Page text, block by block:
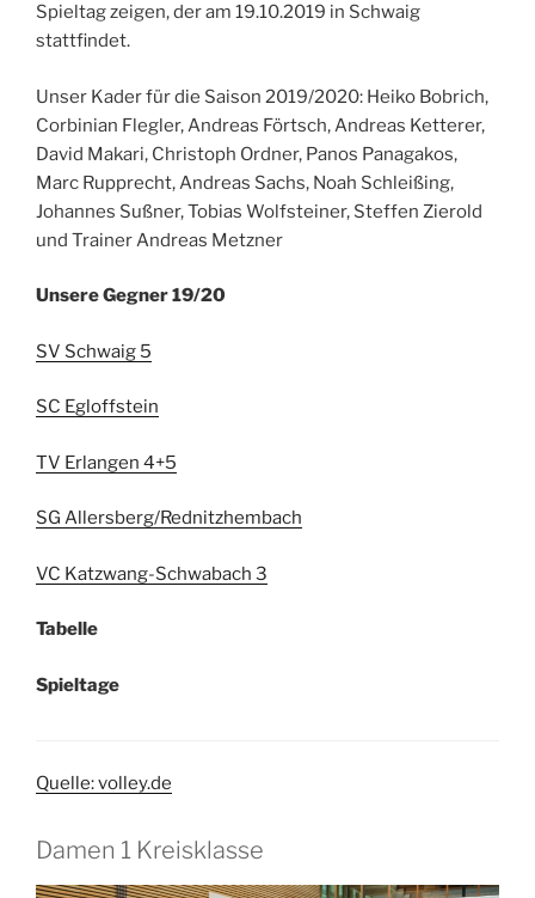
Spieltag zeigen, der am 19.10.2019 in Schwaig
stattfindet.
Unser Kader für die Saison 2019/2020: Heiko Bobrich,
Corbinian Flegler, Andreas Förtsch, Andreas Ketterer,
David Makari, Christoph Ordner, Panos Panagakos,
Marc Rupprecht, Andreas Sachs, Noah Schleißing,
Johannes Sußner, Tobias Wolfsteiner, Steffen Zierold
und Trainer Andreas Metzner
Unsere Gegner 19/20
SV Schwaig 5
SC Egloffstein
TV Erlangen 4+5
SG Allersberg/Rednitzhembach
VC Katzwang-Schwabach 3
Tabelle
Spieltage
Quelle: volley.de
Damen 1 Kreisklasse